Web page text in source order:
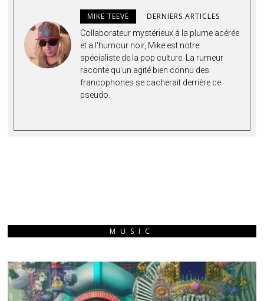
MIKE TEEVE DERNIERS ARTICLES
Collaborateur mystérieux à la plume acérée
et a l'humour noir, Mike est notre
spécialiste de la pop culture. La rumeur
raconte qu'un agité bien connu des
francophones se cacherait derrière ce
pseudo.
MUSIC